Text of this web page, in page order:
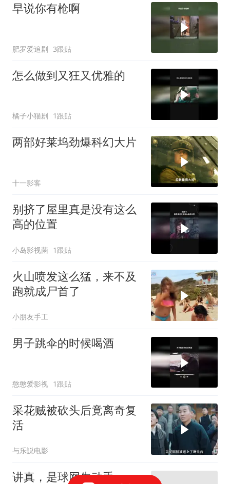
早说你有枪啊
肥罗爱追剧 3跟贴
怎么做到又狂又优雅的
橘子小猫剧 1跟贴
两部好莱坞劲爆科幻大片
十一影客
别挤了屋里真是没有这么
高的位置
小岛影视菌 1跟贴
火山喷发这么猛，来不及
跑就成尸首了
小朋友手工
男子跳伞的时候喝酒
憨憨爱影视 1跟贴
采花贼被砍头后竟离奇复
活
与乐説电影
讲真，是球网先动手